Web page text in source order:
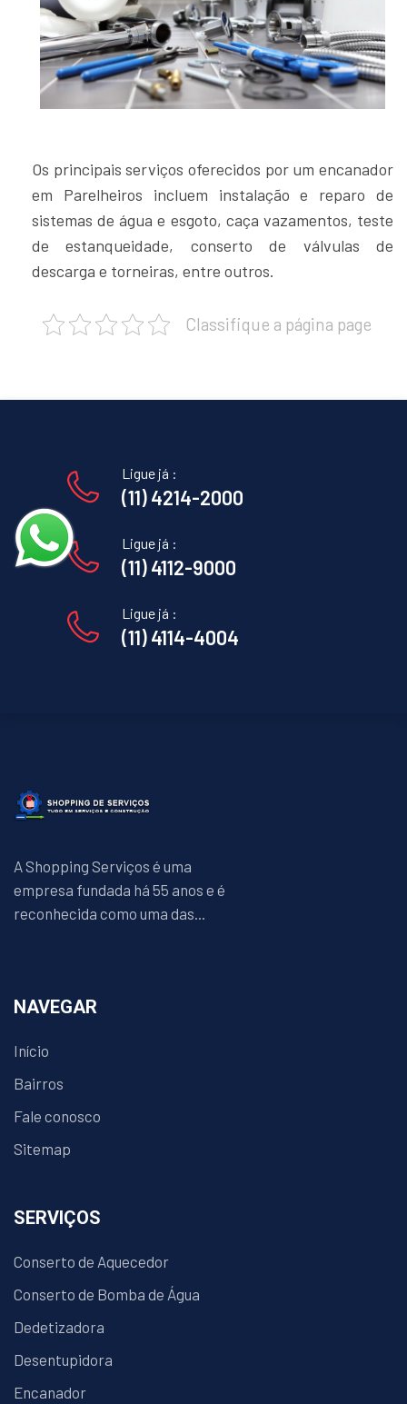
Os principais serviços oferecidos por um encanador
em Parelheiros incluem instalação e reparo de
sistemas de água e esgoto, caça vazamentos, teste
de estanqueidade, conserto de válvulas de
descarga e torneiras, entre outros.
Classifique a página page
Ligue já :
(11) 4214-2000
Ligue já :
(11) 4112-9000
Ligue já :
(11) 4114-4004
A Shopping Serviços é uma
empresa fundada há 55 anos e é
reconhecida como uma das...
NAVEGAR
Início
Bairros
Fale conosco
Sitemap
SERVIÇOS
Conserto de Aquecedor
Conserto de Bomba de Água
Dedetizadora
Desentupidora
Encanador